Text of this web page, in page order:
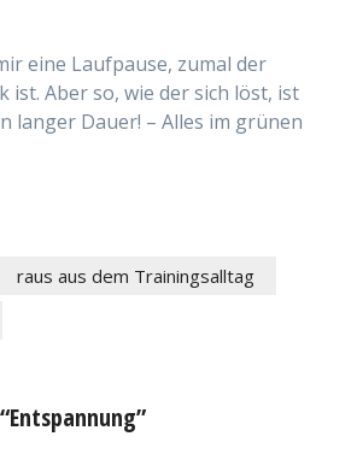
eine Laufpause, zumal der
ist. Aber so, wie der sich löst, ist
langer Dauer! – Alles im grünen
raus aus dem Trainingsalltag